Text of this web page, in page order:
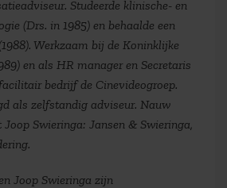
Studeerde klinische- en
(Drs. in 1985) en behaalde een
Werkzaam bij de Koninklijke
en als HR manager en Secretaris
bedrijf de Cinevideogroep.
als zelfstandig adviseur. Nauw
Swieringa: Jansen & Swieringa,
Joop Swieringa zijn